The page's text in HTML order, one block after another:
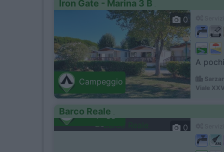
Iron Gate - Marina 3 B
Campeggio
0
A
Viale
Barco Reale
Campeggio
0